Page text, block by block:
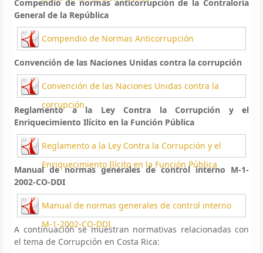
Compendio de normas anticorrupción de la Contraloría
General de la República
Compendio de Normas Anticorrupción
Convención de las Naciones Unidas contra la corrupción
Convención de las Naciones Unidas contra la
corrupción
Reglamento a la Ley Contra la Corrupción y el
Enriquecimiento Ilícito en la Función Pública
Reglamento a la Ley Contra la Corrupción y el
Enriquecimiento Ilícito en la Función Pública
Manual de normas generales de control interno M-1-
2002-CO-DDI
Manual de normas generales de control interno
M-1-2002-CO-DDI
A continuación se muestran normativas relacionadas con
el tema de Corrupción en Costa Rica: